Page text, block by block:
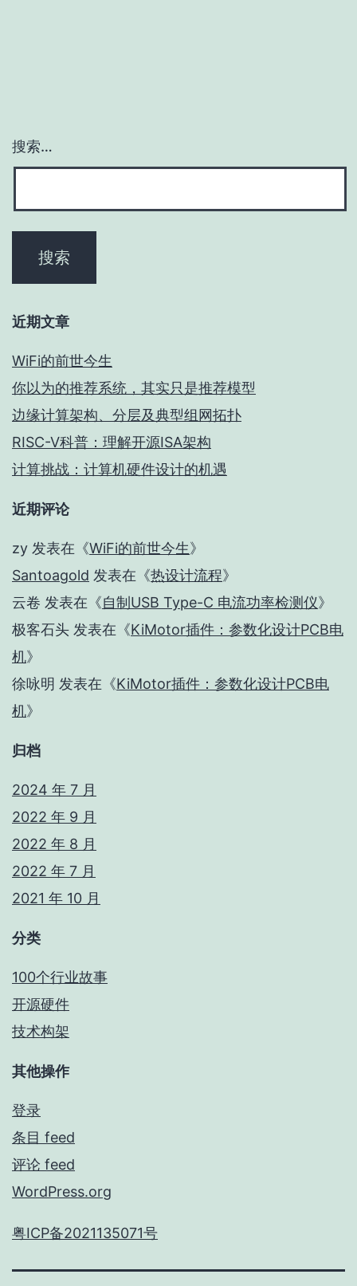
搜索…
近期文章
WiFi的前世今生
你以为的推荐系统，其实只是推荐模型
边缘计算架构、分层及典型组网拓扑
RISC-V科普：理解开源ISA架构
计算挑战：计算机硬件设计的机遇
近期评论
zy 发表在《WiFi的前世今生》
Santoagold 发表在《热设计流程》
云卷 发表在《自制USB Type-C 电流功率检测仪》
极客石头 发表在《KiMotor插件：参数化设计PCB电
机》
徐咏明 发表在《KiMotor插件：参数化设计PCB电
机》
归档
2024 年 7 月
2022 年 9 月
2022 年 8 月
2022 年 7 月
2021 年 10 月
分类
100个行业故事
开源硬件
技术构架
其他操作
登录
条目 feed
评论 feed
WordPress.org
粤ICP备2021135071号